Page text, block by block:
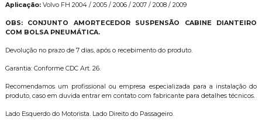
Aplicação:Volvo FH 2004 / 2005 / 2006 / 2007 / 2008 / 2009
OBS: CONJUNTO AMORTECEDOR SUSPENSÃO CABINE DIANTEIRO
COM BOLSA PNEUMÁTICA.
Devolução no prazo de 7 dias, após o recebimento do produto.
Garantia: Conforme CDC Art. 26.
Recomendamos um profissional ou empresa especializada para a instalação do
produto, caso em duvida entrar em contato com fabricante para detalhes técnicos.
Lado Esquerdo do Motorista. Lado Direito do Passageiro.